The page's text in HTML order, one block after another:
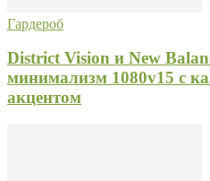
Гардероб
District Vision и New
минимализм 1080v15 с
акцентом